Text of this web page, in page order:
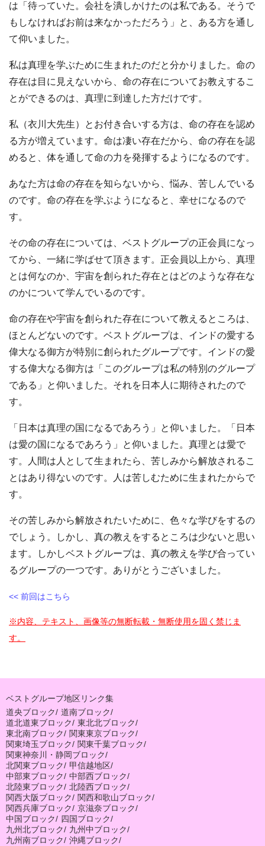
は「待っていた。会社を潰しかけたのは私である。そうで
もしなければお前は来なかっただろう」と、ある方を通し
て仰いました。
私は真理を学ぶために生まれたのだと分かりました。命の
存在は目に見えないから、命の存在についてお教えするこ
とができるのは、真理に到達した方だけです。
私（衣川大先生）とお付き合いする方は、命の存在を認め
る方が増えています。命は凄い存在だから、命の存在を認
めると、体を通して命の力を発揮するようになるのです。
あなた方は命の存在を知らないから、悩み、苦しんでいる
のです。命の存在を学ぶようになると、幸せになるので
す。
その命の存在については、ベストグループの正会員になっ
てから、一緒に学ばせて頂きます。正会員以上から、真理
とは何なのか、宇宙を創られた存在とはどのような存在な
のかについて学んでいるのです。
命の存在や宇宙を創られた存在について教えるところは、
ほとんどないのです。ベストグループは、インドの愛する
偉大なる御方が特別に創られたグループです。インドの愛
する偉大なる御方は「このグループは私の特別のグループ
である」と仰いました。それを日本人に期待されたので
す。
「日本は真理の国になるであろう」と仰いました。「日本
は愛の国になるであろう」と仰いました。真理とは愛で
す。人間は人として生まれたら、苦しみから解放されるこ
とはあり得ないのです。人は苦しむために生まれたからで
す。
その苦しみから解放されたいために、色々な学びをするの
でしょう。しかし、真の教えをするところは少ないと思い
ます。しかしベストグループは、真の教えを学び合ってい
るグループの一つです。ありがとうございました。
<< 前回はこちら
※内容、テキスト、画像等の無断転載・無断使用を固く禁じま
す。
ベストグループ地区リンク集
道央ブロック/ 道南ブロック/
道北道東ブロック/ 東北北ブロック/
東北南ブロック/ 関東東京ブロック/
関東埼玉ブロック/ 関東千葉ブロック/
関東神奈川・静岡ブロック/
北関東ブロック/ 甲信越地区/
中部東ブロック/ 中部西ブロック/
北陸東ブロック/ 北陸西ブロック/
関西大阪ブロック/ 関西和歌山ブロック/
関西兵庫ブロック/ 京滋奈ブロック/
中国ブロック/ 四国ブロック/
九州北ブロック/ 九州中ブロック/
九州南ブロック/ 沖縄ブロック/